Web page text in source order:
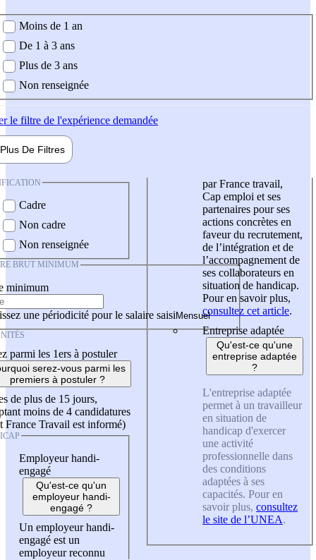
demandée
Moins de 1 an
De 1 à 3 ans
Plus de 3 ans
Non renseignée
le filtre de l'expérience demandée
Plus De Filtres
Cadre
Non cadre
Non renseignée
BRUT MINIMUM
minimum
une périodicité pour le salaire saisi
parmi les 1ers à postuler
serez-vous parmi les
premiers à postuler ?
de plus de 15 jours,
moins de 4 candidatures
France Travail est informé)
Employeur handi-
engagé
Qu'est-ce qu'un
employeur handi-
engagé ?
Un employeur handi-
engagé est un
employeur reconnu
par France travail,
Cap emploi et ses
partenaires pour ses
actions concrètes en
faveur du recrutement,
de l’intégration et de
l’accompagnement de
ses collaborateurs en
situation de handicap.
Pour en savoir plus,
consultez cet article.
Entreprise adaptée
Qu'est-ce qu'une
entreprise adaptée
?
L'entreprise adaptée
permet à un travailleur
en situation de
handicap d'exercer
une activité
professionnelle dans
des conditions
adaptées à ses
capacités. Pour en
savoir plus, consultez
le site de l’UNEA.